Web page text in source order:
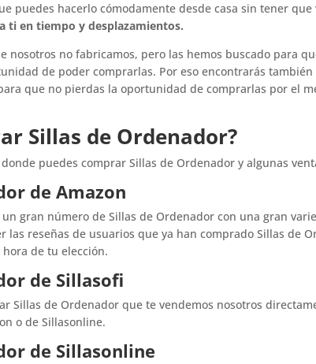
puedes hacerlo cómodamente desde casa sin tener
ti en tiempo y desplazamientos.
nosotros no fabricamos, pero las hemos buscado para
de poder comprarlas. Por eso encontrarás
que no pierdas la oportunidad de comprarlas por el
Sillas de Ordenador?
puedes comprar Sillas de Ordenador y algunas
de Amazon
gran número de Sillas de Ordenador con una gran
las reseñas de usuarios que ya han comprado Sillas de
de tu elección.
de Sillasofi
Sillas de Ordenador que te vendemos nosotros
o de Sillasonline.
de Sillasonline